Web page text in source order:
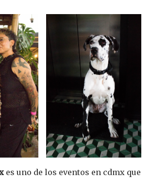
es uno de los eventos en cdmx que